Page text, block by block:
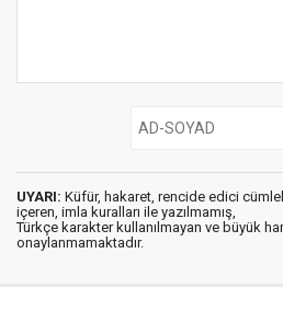
UYARI: Küfür, hakaret, rencide edici
içeren, imla kuralları ile yazılmamış,
Türkçe karakter kullanılmayan ve büyük
onaylanmamaktadır.